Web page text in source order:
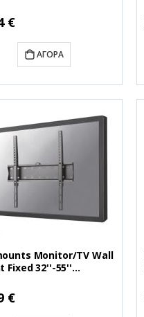
€
ΑΓΟΡΆ
Monitor/TV Wall
Fixed 32''-55''
€